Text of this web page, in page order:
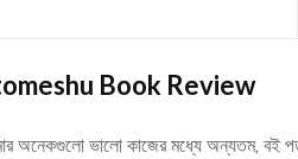
Book Review
অনেকগুলো ভালো কাজের মধ্যে অন্যতম, বই